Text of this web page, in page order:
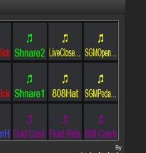
By